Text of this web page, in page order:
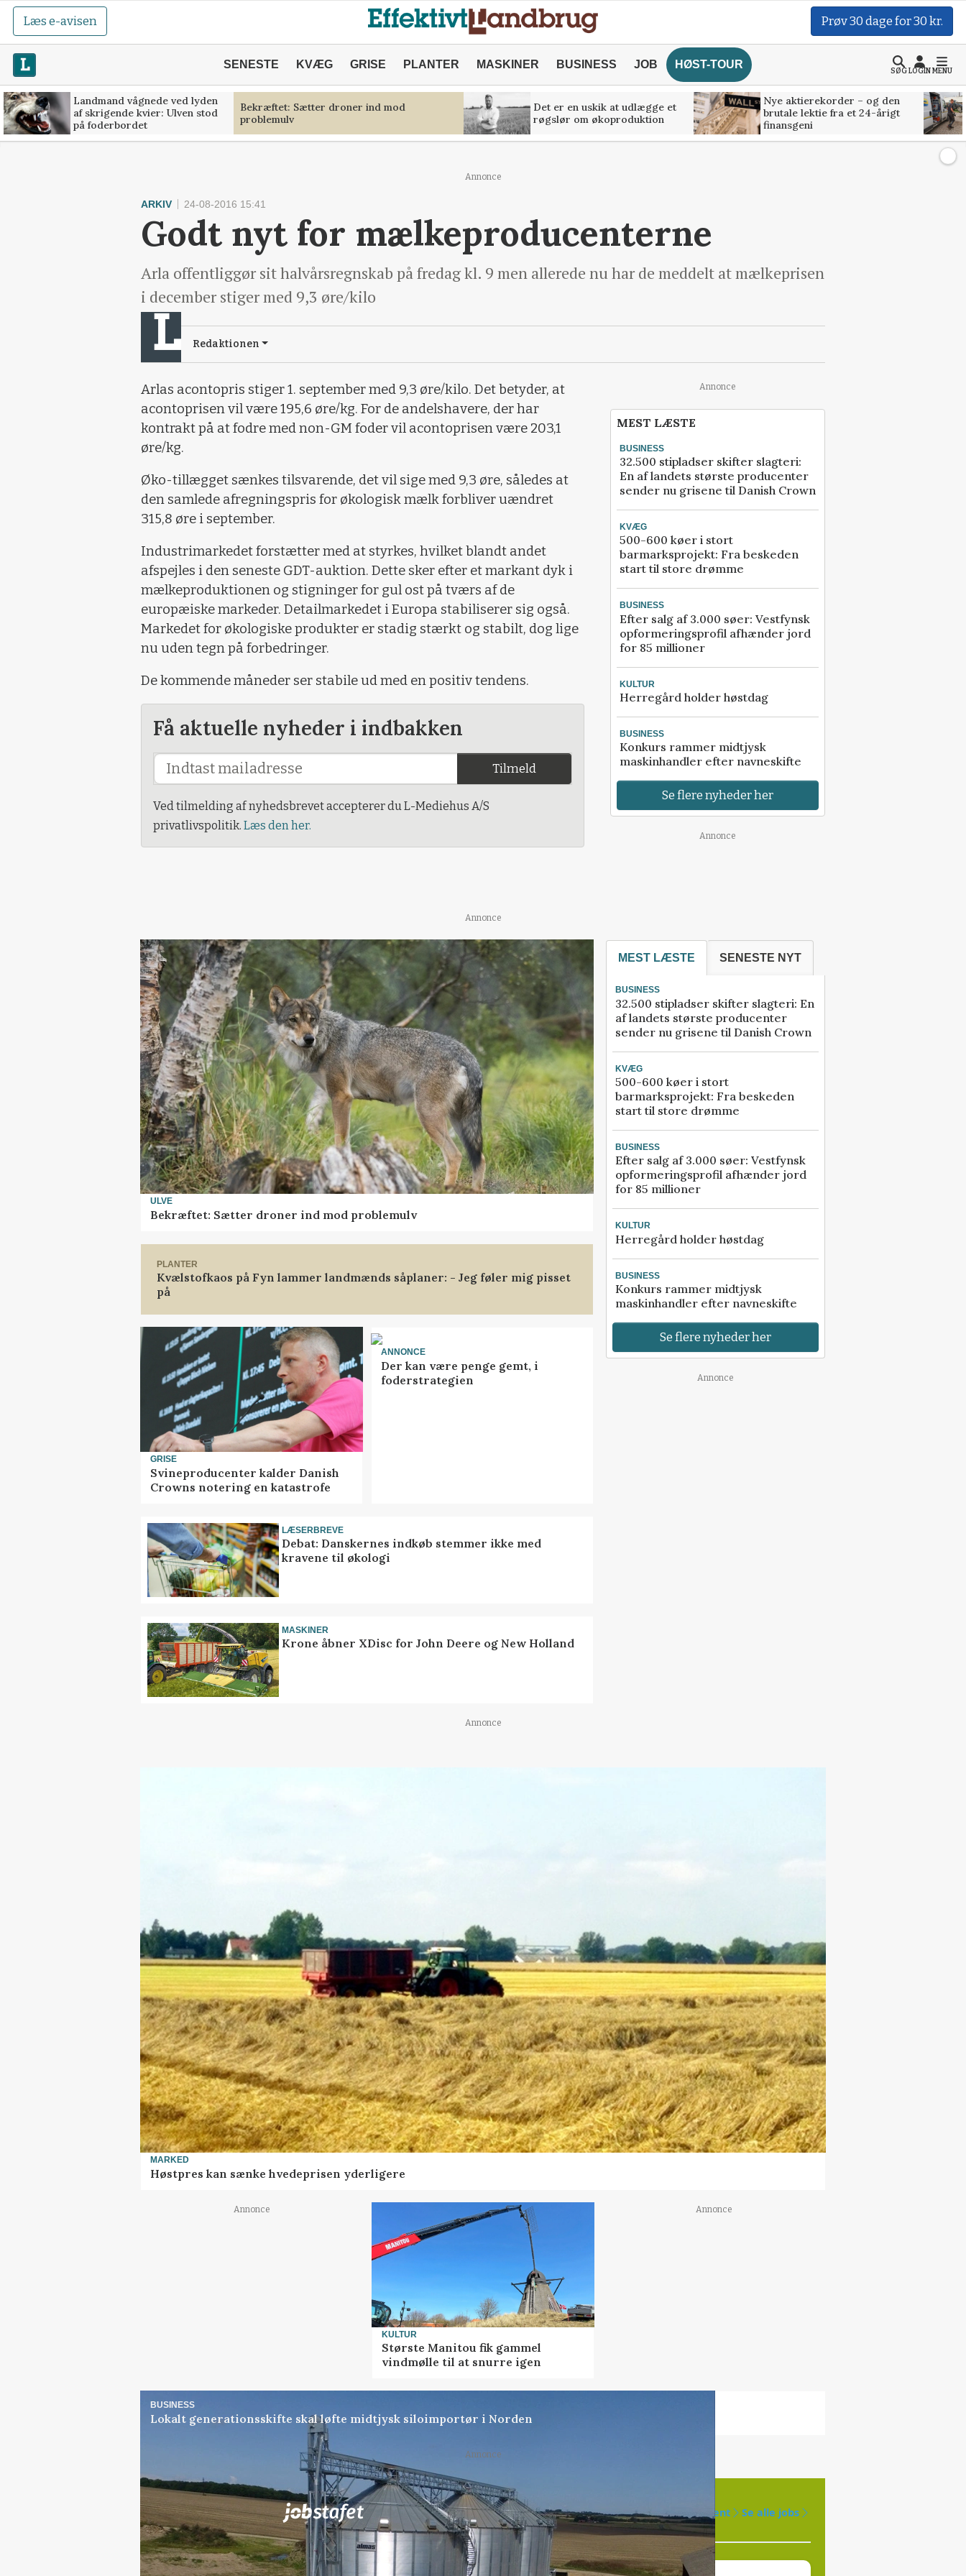
Læs e-avisen Prøv 30 dage for 30 kr.
SENESTE KVÆG GRISE PLANTER MASKINER BUSINESS JOB HØST-TOUR
SØGLOGINMENU
Landmand vågnede ved lyden
af skrigende kvier: Ulven stod
på foderbordet
Bekræftet: Sætter droner ind mod
problemulv
Det er en uskik at udlægge et
røgslør om økoproduktion
Nye aktierekorder – og den
brutale lektie fra et 24-årigt
finansgeni
Annonce
ARKIV 24-08-2016 15:41
Godt nyt for mælkeproducenterne
Arla offentliggør sit halvårsregnskab på fredag kl. 9 men allerede nu har de meddelt at mælkeprisen
i december stiger med 9,3 øre/kilo
Redaktionen
Arlas acontopris stiger 1. september med 9,3 øre/kilo. Det betyder, at
acontoprisen vil være 195,6 øre/kg. For de andelshavere, der har
kontrakt på at fodre med non-GM foder vil acontoprisen være 203,1
øre/kg.
Øko-tillægget sænkes tilsvarende, det vil sige med 9,3 øre, således at
den samlede afregningspris for økologisk mælk forbliver uændret
315,8 øre i september.
Industrimarkedet forstætter med at styrkes, hvilket blandt andet
afspejles i den seneste GDT-auktion. Dette sker efter et markant dyk i
mælkeproduktionen og stigninger for gul ost på tværs af de
europæiske markeder. Detailmarkedet i Europa stabiliserer sig også.
Markedet for økologiske produkter er stadig stærkt og stabilt, dog lige
nu uden tegn på forbedringer.
De kommende måneder ser stabile ud med en positiv tendens.
Få aktuelle nyheder i indbakken
Tilmeld
Ved tilmelding af nyhedsbrevet accepterer du L-Mediehus A/S
privatlivspolitik. Læs den her.
Annonce
MEST LÆSTE
BUSINESS
32.500 stipladser skifter slagteri:
En af landets største producenter
sender nu grisene til Danish Crown
KVÆG
500-600 køer i stort
barmarksprojekt: Fra beskeden
start til store drømme
BUSINESS
Efter salg af 3.000 søer: Vestfynsk
opformeringsprofil afhænder jord
for 85 millioner
KULTUR
Herregård holder høstdag
BUSINESS
Konkurs rammer midtjysk
maskinhandler efter navneskifte
Se flere nyheder her
Annonce
Annonce
ULVE
Bekræftet: Sætter droner ind mod problemulv
PLANTER
Kvælstofkaos på Fyn lammer landmænds såplaner: - Jeg føler mig pisset
på
GRISE
Svineproducenter kalder Danish
Crowns notering en katastrofe
ANNONCE
Der kan være penge gemt, i
foderstrategien
LÆSERBREVE
Debat: Danskernes indkøb stemmer ikke med
kravene til økologi
MASKINER
Krone åbner XDisc for John Deere og New Holland
MEST LÆSTE SENESTE NYT
BUSINESS
32.500 stipladser skifter slagteri: En
af landets største producenter
sender nu grisene til Danish Crown
KVÆG
500-600 køer i stort
barmarksprojekt: Fra beskeden
start til store drømme
BUSINESS
Efter salg af 3.000 søer: Vestfynsk
opformeringsprofil afhænder jord
for 85 millioner
KULTUR
Herregård holder høstdag
BUSINESS
Konkurs rammer midtjysk
maskinhandler efter navneskifte
Se flere nyheder her
Annonce
Annonce
MARKED
Høstpres kan sænke hvedeprisen yderligere
Annonce
KULTUR
Største Manitou fik gammel
vindmølle til at snurre igen
Annonce
BUSINESS
Lokalt generationsskifte skal løfte midtjysk siloimportør i Norden
Annonce
Jobsi samarbejde med 79 ledige stillinger Opret agent Se alle jobs